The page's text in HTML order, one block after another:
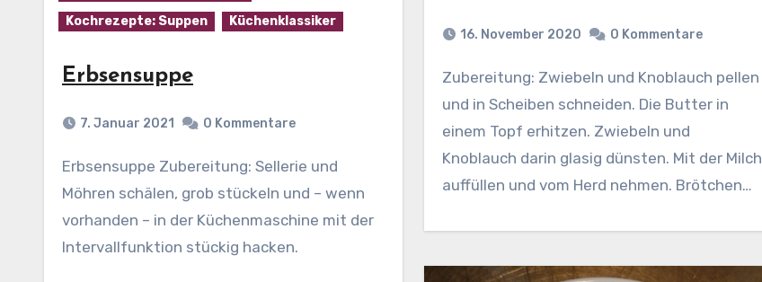
Kochrezepte: Suppen
Küchenklassiker
Erbsensuppe
7. Januar 2021 0 Kommentare
Erbsensuppe Zubereitung: Sellerie und
Möhren schälen, grob stückeln und – wenn
vorhanden – in der Küchenmaschine mit der
Intervallfunktion stückig hacken.
16. November 2020 0 Kommentare
Zubereitung: Zwiebeln und Knoblauch pellen
und in Scheiben schneiden. Die Butter in
einem Topf erhitzen. Zwiebeln und
Knoblauch darin glasig dünsten. Mit der Milch
auffüllen und vom Herd nehmen. Brötchen…